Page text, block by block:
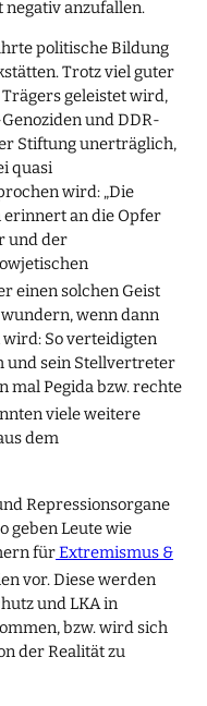
anzufallen.
politische Bildung
Trotz viel guter
geleistet wird,
und DDR-
Stiftung unerträglich,
quasi
wird: „Die
erinnert an die Opfer
und der
einen solchen Geist
wenn dann
wird: So verteidigten
und sein Stellvertreter
mal Pegida bzw. rechte
viele weitere
dem
Repressionsorgane
geben Leute wie
fürExtremismus &
vor. Diese werden
und LKA in
bzw. wird sich
der Realität zu